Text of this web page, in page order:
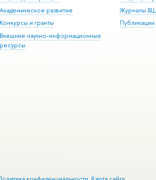
Академическое развитие
Конкурсы и гранты
Внешние научно-информационные
ресурсы
Журналы
Публикации